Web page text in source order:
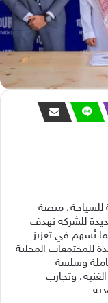
للسياحة، منصة
للشركة تهدف
يُسهم في تعزيز
للمجتمعات المحلية
وسلسة
وتجارب